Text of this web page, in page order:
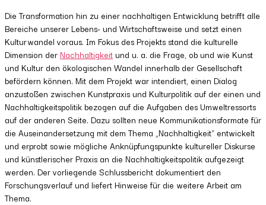
Die Transformation hin zu einer nachhaltigen Entwicklung betrifft alle
Bereiche unserer Lebens- und Wirtschaftsweise und setzt einen
Kulturwandel voraus. Im Fokus des Projekts stand die kulturelle
Dimension der ⁠ Nachhaltigkeit⁠ und u. a. die Frage, ob und wie Kunst
und Kultur den ökologischen Wandel innerhalb der Gesellschaft
befördern können. Mit dem Projekt war intendiert, einen Dialog
anzustoßen zwischen Kunstpraxis und Kulturpolitik auf der einen und
Nachhaltigkeitspolitik bezogen auf die Aufgaben des Umweltressorts
auf der anderen Seite. Dazu sollten neue Kommunikationsformate für
die Auseinandersetzung mit dem Thema „Nachhaltigkeit“ entwickelt
und erprobt sowie mögliche Anknüpfungspunkte kultureller Diskurse
und künstlerischer Praxis an die Nachhaltigkeitspolitik aufgezeigt
werden. Der vorliegende Schlussbericht dokumentiert den
Forschungsverlauf und liefert Hinweise für die weitere Arbeit am
Thema.